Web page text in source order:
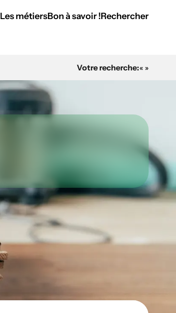
Les métiersBon à savoir !Rechercher
Votre recherche:« »